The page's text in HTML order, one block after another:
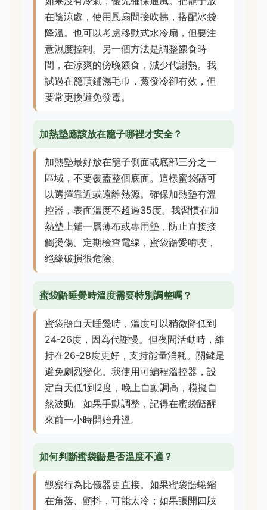
在陰涼處，使用風扇間接吹拂，搭配冰袋
降溫。也可以考慮移動式水冷扇，但要注
意濕度控制。另一個方法是調整餵食時
間，在涼爽的傍晚餵食，減少代謝熱。我
試過在籠頂鋪濕毛巾，蒸發冷卻有效，但
要常更換避免發霉。
加熱墊應該放在籠子哪裡才安全？
加熱墊最好放在籠子側面或底部三分之一
區域，不要覆蓋整個底面。這樣蜜袋鼯可
以選擇靠近或遠離熱源。確保加熱墊有溫
控器，表面溫度不超過35度。我習慣在加
熱墊上鋪一層薄布或專用墊，防止直接接
觸燙傷。定期檢查電線，蜜袋鼯愛啃咬，
絕緣破損很危險。
蜜袋鼯睡覺時溫度需要特別調整嗎？
蜜袋鼯白天睡覺時，溫度可以稍微降低到
24-26度，因為代謝慢。但夜間活動時，維
持在26-28度更好，支持能量消耗。關鍵是
避免劇烈變化。我使用可編程溫控器，設
定白天低1到2度，晚上自動調高，模擬自
然波動。如果手動調整，記得在蜜袋鼯醒
來前一小時開始升溫。
如何判斷蜜袋鼯是否溫度不適？
觀察行為比儀器更直接。如果蜜袋鼯蜷縮
在角落、顫抖，可能太冷；如果張開四肢